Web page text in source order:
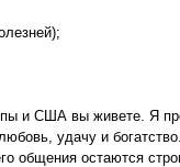
и США вы живете. Я
удачу и
общения остаются